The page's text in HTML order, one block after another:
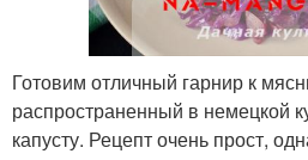
Готовим отличный гарнир к
распространенный в немецкой
капусту. Рецепт очень прост,